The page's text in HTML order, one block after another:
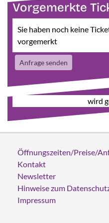
Vorgemerkte
Sie haben noch keine
vorgemerkt
Anfrage senden
wird
Öffnungszeiten/Preise/
Kontakt
Newsletter
Hinweise zum
Impressum